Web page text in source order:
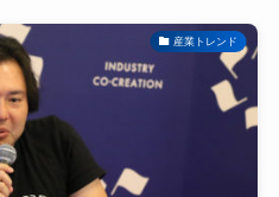
産業トレンド